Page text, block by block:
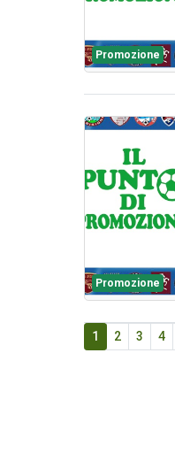
Promozione
Promozione
1 2 3 4